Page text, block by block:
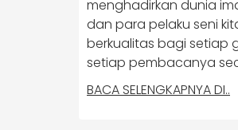
menghadirkan dunia
dan para pelaku seni
berkualitas bagi setiap
setiap pembacanya
BACA SELENGKAPNYA DI..